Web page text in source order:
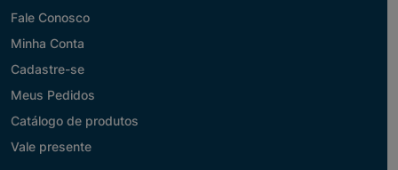
Fale Conosco
Minha Conta
Cadastre-se
Meus Pedidos
Catálogo de produtos
Vale presente